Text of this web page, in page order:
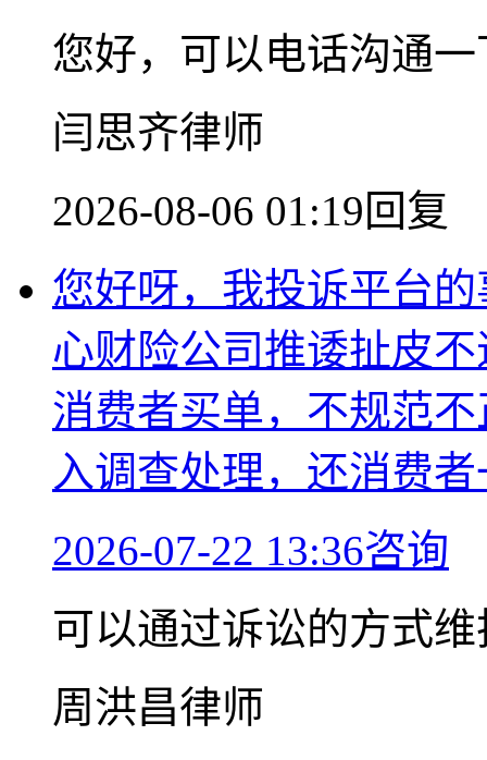
您好，可以电话沟通
闫思齐律师
2026-08-06 01:19回复
您好呀，我投诉平台
心财险公司推诿扯皮
消费者买单，不规范
入调查处理，还消费
2026-07-22 13:36咨询
可以通过诉讼的方式
周洪昌律师